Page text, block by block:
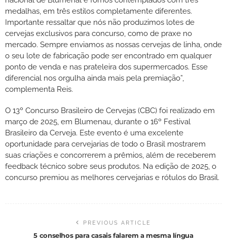
medalhas, em três estilos completamente diferentes.
Importante ressaltar que nós não produzimos lotes de
cervejas exclusivos para concurso, como de praxe no
mercado. Sempre enviamos as nossas cervejas de linha, onde
o seu lote de fabricação pode ser encontrado em qualquer
ponto de venda e nas prateleira dos supermercados. Esse
diferencial nos orgulha ainda mais pela premiação”,
complementa Reis.
O 13º Concurso Brasileiro de Cervejas (CBC) foi realizado em
março de 2025, em Blumenau, durante o 16º Festival
Brasileiro da Cerveja. Este evento é uma excelente
oportunidade para cervejarias de todo o Brasil mostrarem
suas criações e concorrerem a prêmios, além de receberem
feedback técnico sobre seus produtos. Na edição de 2025, o
concurso premiou as melhores cervejarias e rótulos do Brasil.
PREVIOUS ARTICLE
5 conselhos para casais falarem a mesma língua